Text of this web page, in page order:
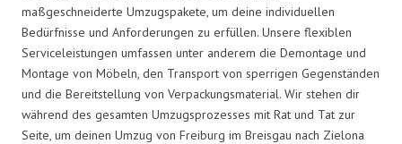
maßgeschneiderte Umzugspakete, um deine individuellen
Bedürfnisse und Anforderungen zu erfüllen. Unsere flexiblen
Serviceleistungen umfassen unter anderem die Demontage und
Montage von Möbeln, den Transport von sperrigen Gegenständen
und die Bereitstellung von Verpackungsmaterial. Wir stehen dir
während des gesamten Umzugsprozesses mit Rat und Tat zur
Seite, um deinen Umzug von Freiburg im Breisgau nach Zielona